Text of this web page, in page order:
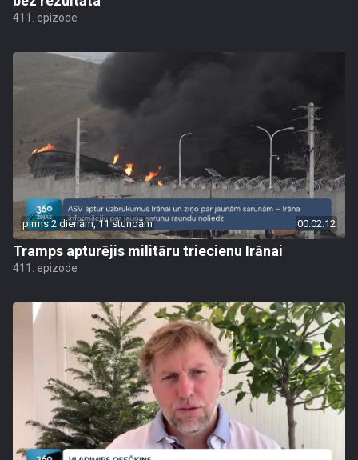
411. epizode
pirms 2 dienām, 11 stundām 00:02:12
Tramps apturējis militāru triecienu Irānai
411. epizode